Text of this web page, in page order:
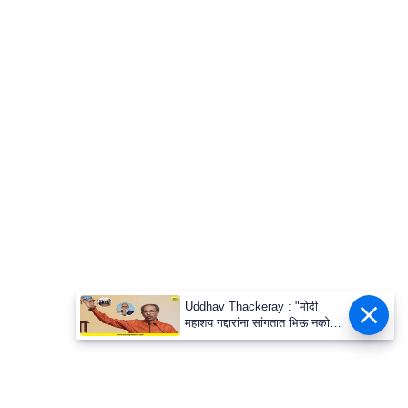
Uddhav Thackeray : "मोदी
महाशय गद्दारांना सांगतात भिऊ नकोस
म